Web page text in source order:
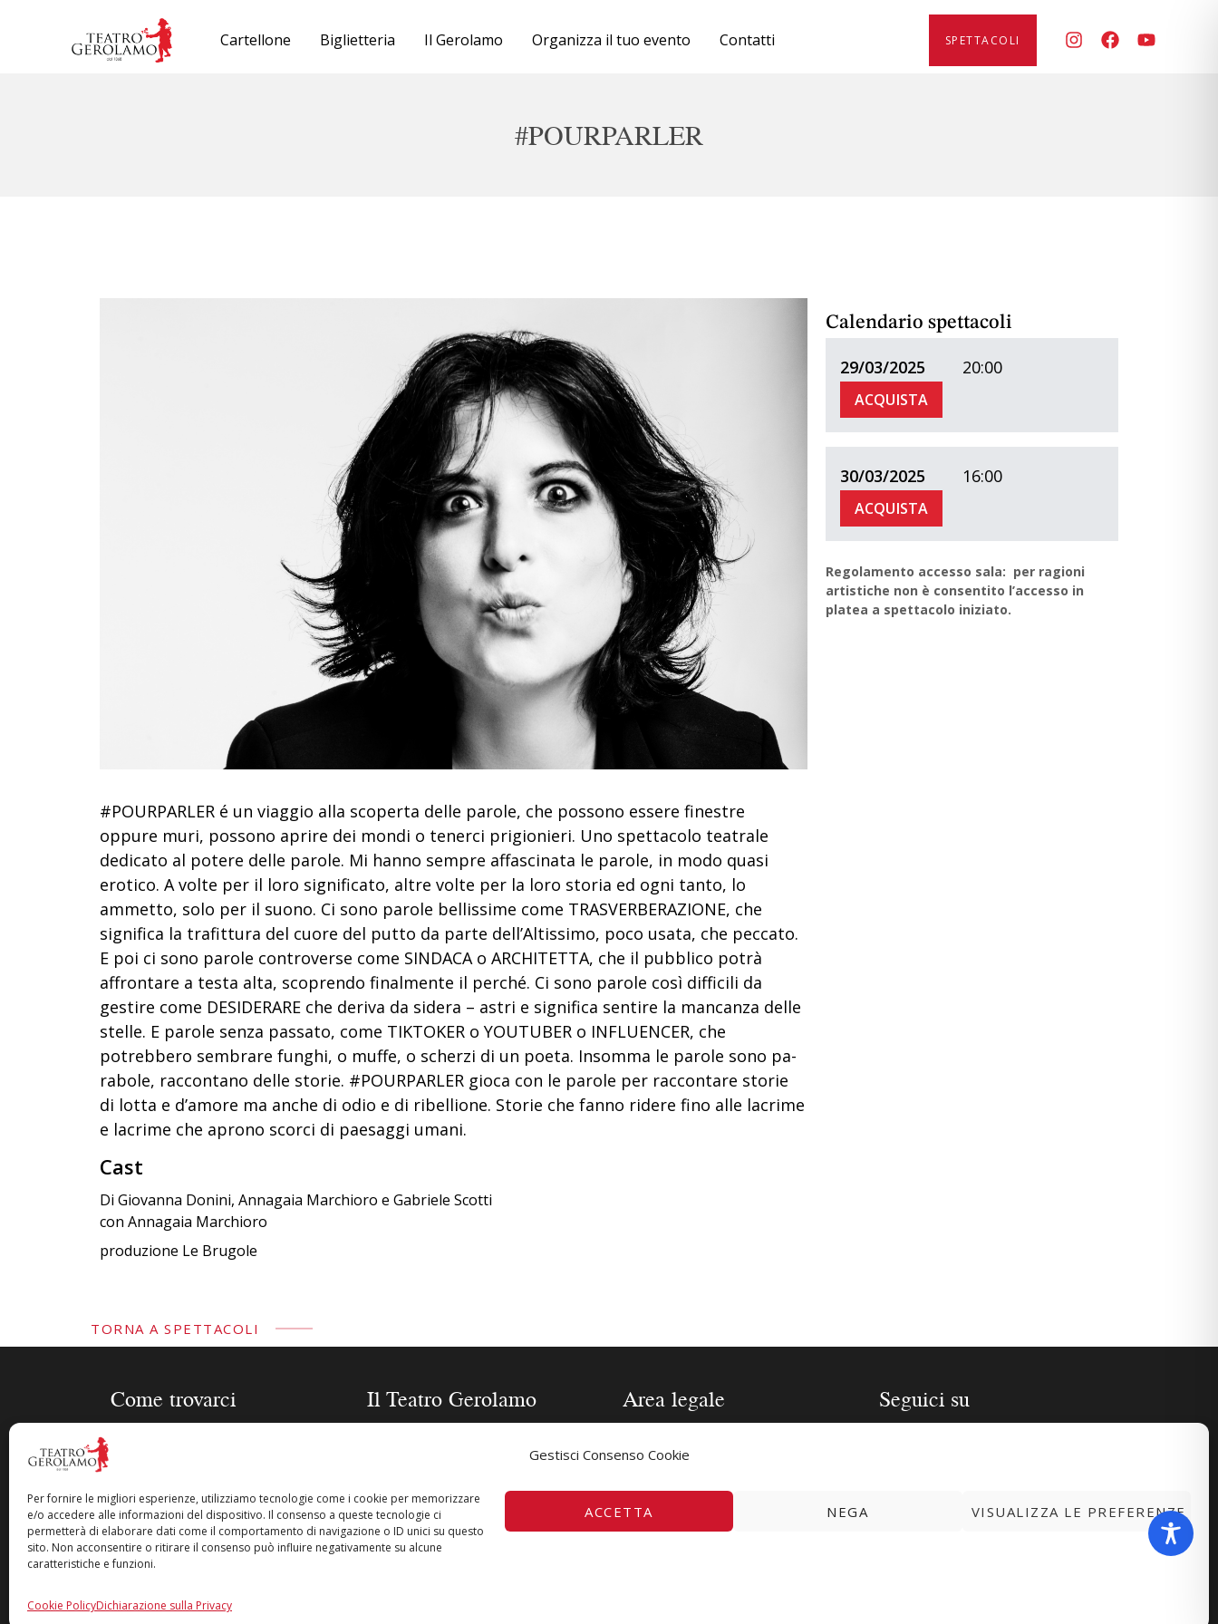
Gestisci Consenso Cookie
Per fornire le migliori esperienze, utilizziamo tecnologie come i cookie per memorizzare
e/o accedere alle informazioni del dispositivo. Il consenso a queste tecnologie ci
permetterà di elaborare dati come il comportamento di navigazione o ID unici su questo
sito. Non acconsentire o ritirare il consenso può influire negativamente su alcune
caratteristiche e funzioni.
ACCETTA NEGA VISUALIZZA LE PREFERENZE
Cookie PolicyDichiarazione sulla Privacy
Cartellone Biglietteria Il Gerolamo Organizza il tuo evento Contatti SPETTACOLI
#POURPARLER
Organizza il tuo evento
#POURPARLER é un viaggio alla scoperta delle parole, che possono essere finestre
oppure muri, possono aprire dei mondi o tenerci prigionieri. Uno spettacolo teatrale
dedicato al potere delle parole. Mi hanno sempre affascinata le parole, in modo quasi
erotico. A volte per il loro significato, altre volte per la loro storia ed ogni tanto, lo
ammetto, solo per il suono. Ci sono parole bellissime come TRASVERBERAZIONE, che
significa la trafittura del cuore del putto da parte dell’Altissimo, poco usata, che peccato.
E poi ci sono parole controverse come SINDACA o ARCHITETTA, che il pubblico potrà
affrontare a testa alta, scoprendo finalmente il perché. Ci sono parole così difficili da
gestire come DESIDERARE che deriva da sidera – astri e significa sentire la mancanza delle
stelle. E parole senza passato, come TIKTOKER o YOUTUBER o INFLUENCER, che
potrebbero sembrare funghi, o muffe, o scherzi di un poeta. Insomma le parole sono pa-
rabole, raccontano delle storie. #POURPARLER gioca con le parole per raccontare storie
di lotta e d’amore ma anche di odio e di ribellione. Storie che fanno ridere fino alle lacrime
e lacrime che aprono scorci di paesaggi umani.
Cast
Di Giovanna Donini, Annagaia Marchioro e Gabriele Scotti
con Annagaia Marchioro
produzione Le Brugole
Calendario spettacoli
29/03/2025 20:00
ACQUISTA
30/03/2025 16:00
ACQUISTA
Regolamento accesso sala: per ragioni
artistiche non è consentito l’accesso in
platea a spettacolo iniziato.
TORNA A SPETTACOLI
Come trovarci
info@teatrogerolamo.it
+39 02 36590120
Il Teatro Gerolamo
Gerolamo
Biografia Direttore
Acquista i biglietti
Area legale
Contatti
Cookie Policy
Seguici su